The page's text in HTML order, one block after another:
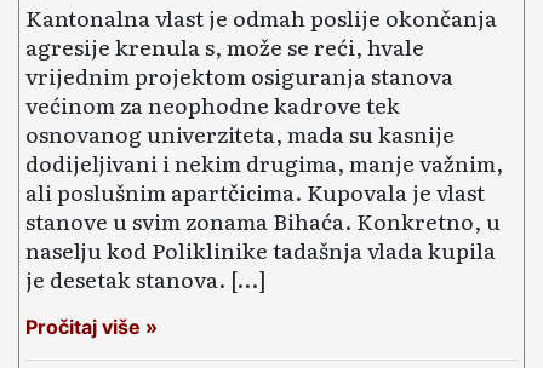
Kantonalna vlast je odmah poslije okončanja
agresije krenula s, može se reći, hvale
vrijednim projektom osiguranja stanova
većinom za neophodne kadrove tek
osnovanog univerziteta, mada su kasnije
dodijeljivani i nekim drugima, manje važnim,
ali poslušnim apartčicima. Kupovala je vlast
stanove u svim zonama Bihaća. Konkretno, u
naselju kod Poliklinike tadašnja vlada kupila
je desetak stanova. […]
Pročitaj više »